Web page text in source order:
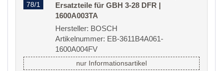
78/1
Ersatzteile für GBH 3-28 DFR |
1600A003TA
Hersteller: BOSCH
Artikelnummer: EB-3611B4A061-
1600A004FV
nur Informationsartikel